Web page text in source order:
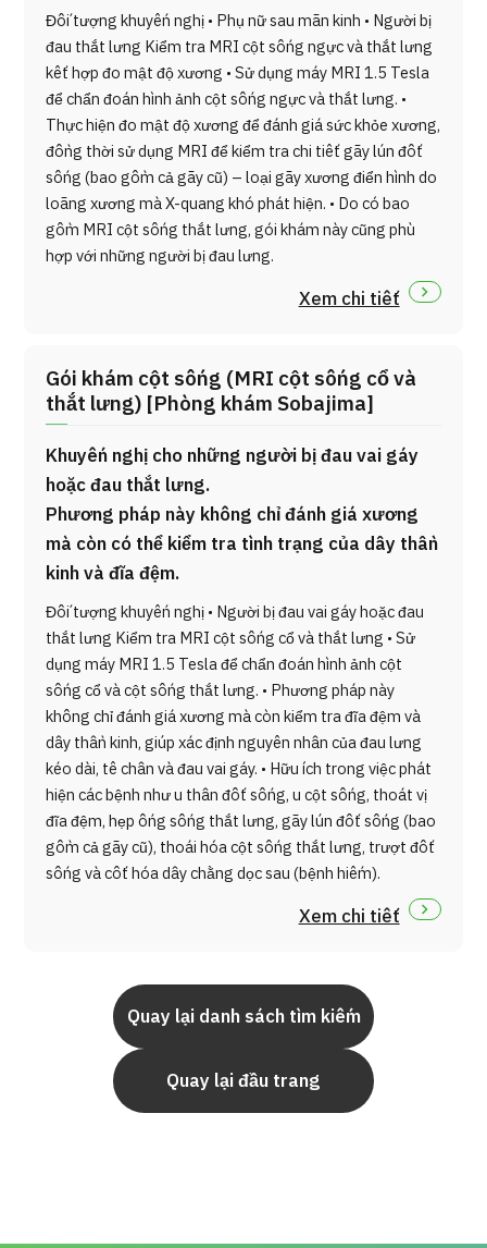
Đối tượng khuyến nghị • Phụ nữ sau mãn kinh • Người bị
đau thắt lưng Kiểm tra MRI cột sống ngực và thắt lưng
kết hợp đo mật độ xương • Sử dụng máy MRI 1.5 Tesla
để chẩn đoán hình ảnh cột sống ngực và thắt lưng. •
Thực hiện đo mật độ xương để đánh giá sức khỏe xương,
đồng thời sử dụng MRI để kiểm tra chi tiết gãy lún đốt
sống (bao gồm cả gãy cũ) – loại gãy xương điển hình do
loãng xương mà X-quang khó phát hiện. • Do có bao
gồm MRI cột sống thắt lưng, gói khám này cũng phù
hợp với những người bị đau lưng.
Xem chi tiết
Gói khám cột sống (MRI cột sống cổ và
thắt lưng) [Phòng khám Sobajima]
Khuyến nghị cho những người bị đau vai gáy
hoặc đau thắt lưng.
Phương pháp này không chỉ đánh giá xương
mà còn có thể kiểm tra tình trạng của dây thần
kinh và đĩa đệm.
Đối tượng khuyến nghị • Người bị đau vai gáy hoặc đau
thắt lưng Kiểm tra MRI cột sống cổ và thắt lưng • Sử
dụng máy MRI 1.5 Tesla để chẩn đoán hình ảnh cột
sống cổ và cột sống thắt lưng. • Phương pháp này
không chỉ đánh giá xương mà còn kiểm tra đĩa đệm và
dây thần kinh, giúp xác định nguyên nhân của đau lưng
kéo dài, tê chân và đau vai gáy. • Hữu ích trong việc phát
hiện các bệnh như u thân đốt sống, u cột sống, thoát vị
đĩa đệm, hẹp ống sống thắt lưng, gãy lún đốt sống (bao
gồm cả gãy cũ), thoái hóa cột sống thắt lưng, trượt đốt
sống và cốt hóa dây chằng dọc sau (bệnh hiếm).
Xem chi tiết
Quay lại danh sách tìm kiếm
Quay lại đầu trang